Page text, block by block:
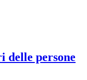
delle persone